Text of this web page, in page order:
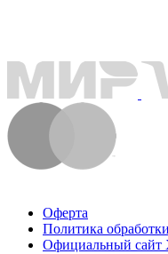
Оферта
Политика
Официальный сайт